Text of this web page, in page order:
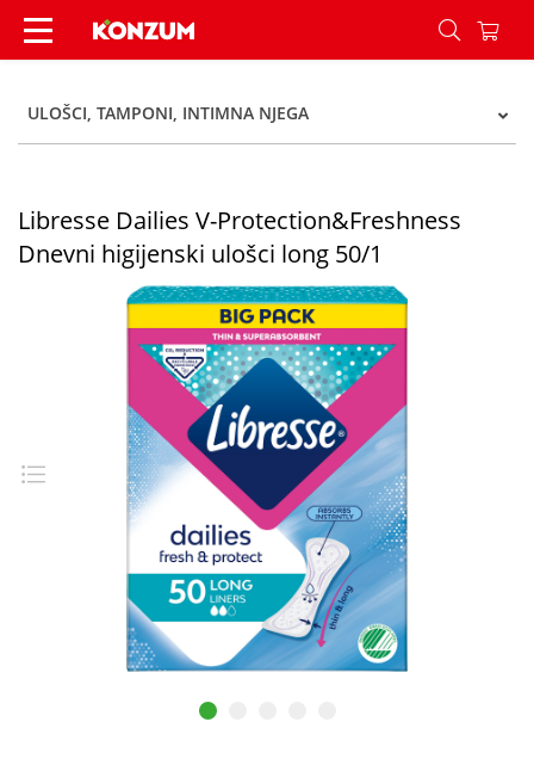
Libresse Dailies V-Protection&Freshness
ULOŠCI, TAMPONI, INTIMNA NJEGA
Libresse Dailies V-Protection&Freshness
Dnevni higijenski ulošci long 50/1